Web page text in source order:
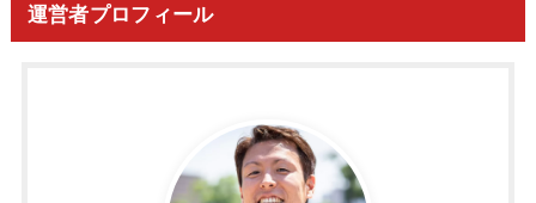
運営者プロフィール